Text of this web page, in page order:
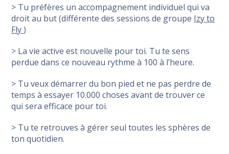
> Tu préfères un accompagnement individuel qui va
droit au but (différente des sessions de groupe Izy to
Fly)
> La vie active est nouvelle pour toi. Tu te sens
perdue dans ce nouveau rythme à 100 à l’heure.
> Tu veux démarrer du bon pied et ne pas perdre de
temps à essayer 10.000 choses avant de trouver ce
qui sera efficace pour toi.
> Tu te retrouves à gérer seul toutes les sphères de
ton quotidien.